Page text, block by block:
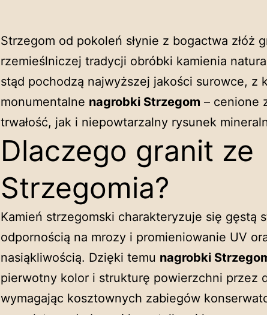
Strzegom od pokoleń słynie z bogactwa złóż
rzemieślniczej tradycji obróbki kamienia
stąd pochodzą najwyższej jakości surowce, z
monumentalne nagrobki Strzegom – cenione
trwałość, jak i niepowtarzalny rysunek
Dlaczego granit ze
Strzegomia?
Kamień strzegomski charakteryzuje się gęstą
odpornością na mrozy i promieniowanie UV
nasiąkliwością. Dzięki temu nagrobki
pierwotny kolor i strukturę powierzchni przez
wymagając kosztownych zabiegów